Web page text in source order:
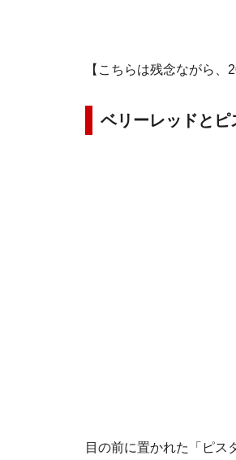
【こちらは残念ながら、
ベリーレッドとピ
目の前に置かれた「ピス